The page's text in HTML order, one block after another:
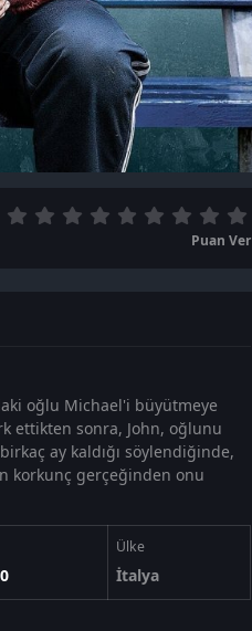
Puan Ver
oğlu Michael'i büyütmeye
ettikten sonra, John, oğlunu
ay kaldığı söylendiğinde,
korkunç gerçeğinden onu
Ülke
İtalya